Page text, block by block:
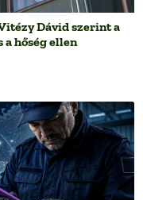
Dávid szerint a
a hőség ellen